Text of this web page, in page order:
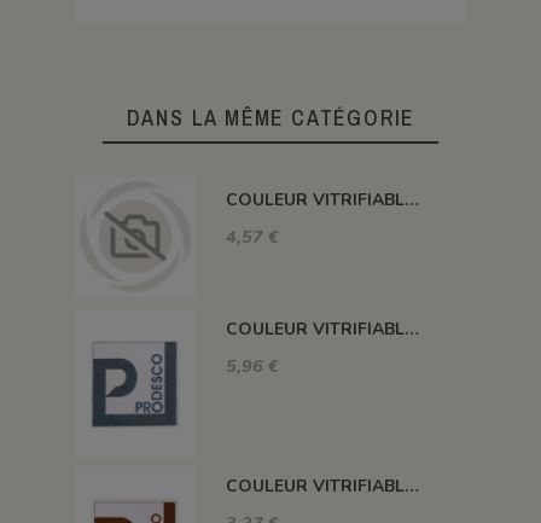
DANS LA MÊME CATÉGORIE
COULEUR VITRIFIABLE DÉCOR SANS PLOMB JAUNE VA105
4,57 €
COULEUR VITRIFIABLE DÉCOR SANS PLOMB GRIS VA116
5,96 €
COULEUR VITRIFIABLE DÉCOR SANS PLOMB CHOCOLAT VA109